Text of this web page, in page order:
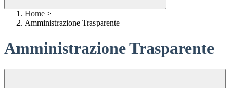
Home >
Amministrazione Trasparente
Amministrazione Trasparente